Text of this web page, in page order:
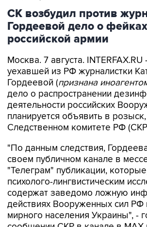
СК возбудил против
Гордеевой дело о
российской армии
Москва. 7 августа.
уехавшей из РФ журналистки
Гордеевой (признана
дело о распространении
деятельности российских
планируется объявить в
Следственном комитете РФ
"По данным следствия,
своем публичном канале в
"Телеграм" публикации,
психолого-лингвистическим
содержат заведомо ложную
действиях Вооруженных сил РФ
мирного населения Украины", -